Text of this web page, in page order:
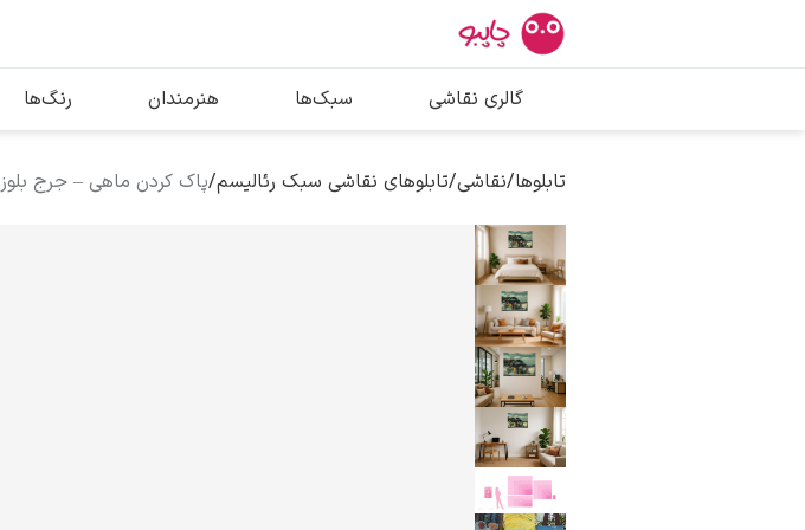
بیشترین جستجوها
پیکاسو
سالوادور دالی
محبوب‌ترین هنرمندان
گالری نقاشی سبک‌ها هنرمندان رنگ‌ها
تابلوها/نقاشی/تابلوهای نقاشی سبک رئالیسم/پاک کردن ماهی – جرج بلوز